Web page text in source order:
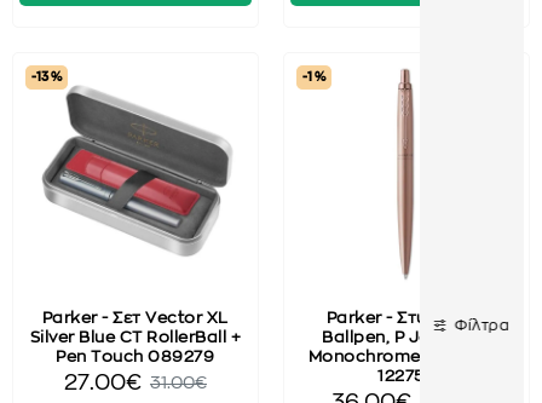
-13 %
Parker - Σετ Vector XL
Silver Blue CT RollerBall +
Pen Touch 089279
27.00€ 31.00€
-1 %
Parker - Στυλό PGT
Ballpen, P Jotter XL,
Monochrome Pink Gold
122755
Φίλτρα